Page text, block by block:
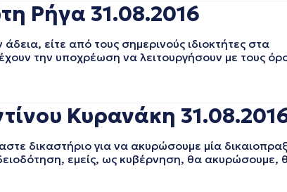
Ρήγα 31.08.2016
είτε από τους σημερινούς ιδιοκτήτες στα
την υποχρέωση να λειτουργήσουν με τους
Κυρανάκη
για να ακυρώσουμε μία
εμείς, ως κυβέρνηση, θα ακυρώσουμε,